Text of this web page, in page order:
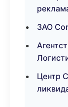
ЗАО
Центр